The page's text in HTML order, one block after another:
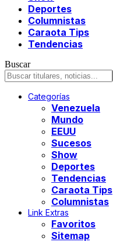
Deportes
Columnistas
Caraota Tips
Tendencias
Buscar
Categorías
Venezuela
Mundo
EEUU
Sucesos
Show
Deportes
Tendencias
Caraota Tips
Columnistas
Link Extras
Favoritos
Sitemap